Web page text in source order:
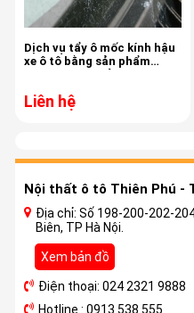
Dịch vụ tẩy ô mốc kính hậu
xe ô tô bằng sản phẩm
Liên hệ
Nội thất ô tô Thiên Phú -
Địa chỉ: Số 198-200-202-
Biên, TP Hà Nội.
Xem bản đồ
Điện thoại: 024 2321 9888
Hotline : 0913 538 555